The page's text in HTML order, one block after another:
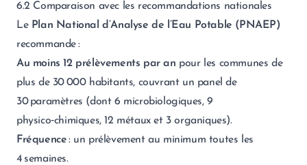
6.2 Comparaison avec les recommandations nationales
Le Plan National d’Analyse de l’Eau Potable (PNAEP)
recommande :
Au moins 12 prélèvements par an pour les communes de
plus de 30 000 habitants, couvrant un panel de
30 paramètres (dont 6 microbiologiques, 9
physico‑chimiques, 12 métaux et 3 organiques).
Fréquence: un prélèvement au minimum toutes les
4 semaines.